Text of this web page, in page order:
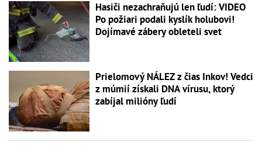
Hasiči nezachraňujú len ľudí: VIDEO
Po požiari podali kyslík holubovi!
Dojímavé zábery obleteli svet
Prielomový NÁLEZ z čias Inkov! Vedci
z múmií získali DNA vírusu, ktorý
zabíjal milióny ľudí